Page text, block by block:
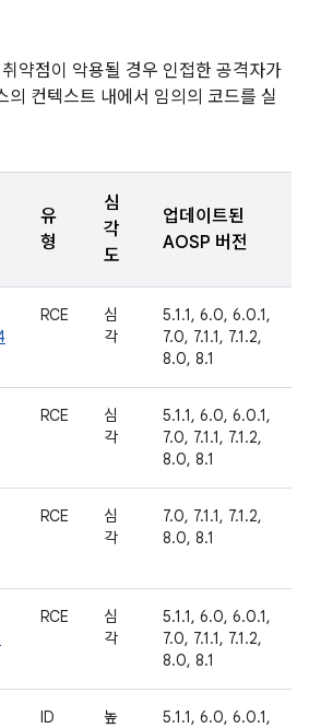
약점이 악용될 경우 인접한 공격자가
의 컨텍스트 내에서 임의의 코드를 실
유
형
심
각
도
업데이트된
AOSP 버전
RCE
심
각
5.1.1, 6.0, 6.0.1,
7.0, 7.1.1, 7.1.2,
8.0, 8.1
RCE
심
각
5.1.1, 6.0, 6.0.1,
7.0, 7.1.1, 7.1.2,
8.0, 8.1
RCE
심
각
7.0, 7.1.1, 7.1.2,
8.0, 8.1
RCE
심
각
5.1.1, 6.0, 6.0.1,
7.0, 7.1.1, 7.1.2,
8.0, 8.1
ID
높
5.1.1, 6.0, 6.0.1,